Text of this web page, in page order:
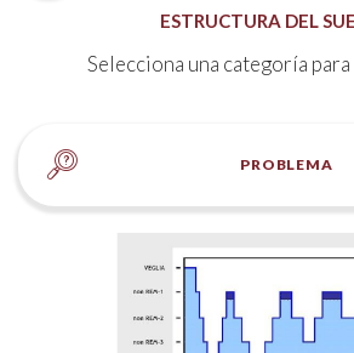
ESTRUCTURA DEL
Selecciona una categoría
PROBLEMA